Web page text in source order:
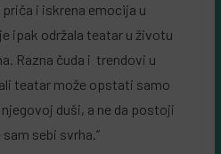
i iskrena emocija u
ipak održala teatar u životu
Razna čuda i trendovi u
teatar može opstati samo
duši, a ne da postoji
sebi svrha.”